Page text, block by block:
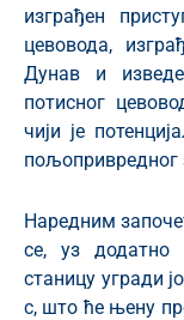
изграђен
цевовода,
Дунав и
потисног
чији је
Наредним
се, уз додатно
станицу угради
с, што ће њену